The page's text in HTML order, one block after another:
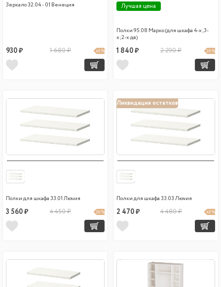
Зеркало 32.04 - 01 Венеция
930 ₽ 1 680 ₽ 45 %
Лучшая цена
Полки 95.08 Марко (для шкафа 4-х;3-
х;2-х дв)
1 840 ₽ 2 290 ₽ 20 %
Полки для шкафа 33.01 Лючия
3 560 ₽ 4 450 ₽ 20 %
Ликвидация остатков
Полки для шкафа 33.03 Лючия
2 470 ₽ 4 480 ₽ 45 %